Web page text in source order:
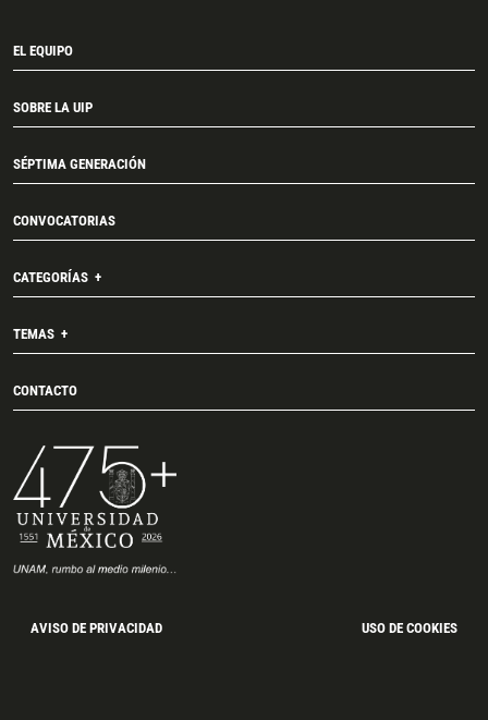
EL EQUIPO
SOBRE LA UIP
SÉPTIMA GENERACIÓN
CONVOCATORIAS
CATEGORÍAS
TEMAS
CONTACTO
AVISO DE PRIVACIDAD USO DE COOKIES